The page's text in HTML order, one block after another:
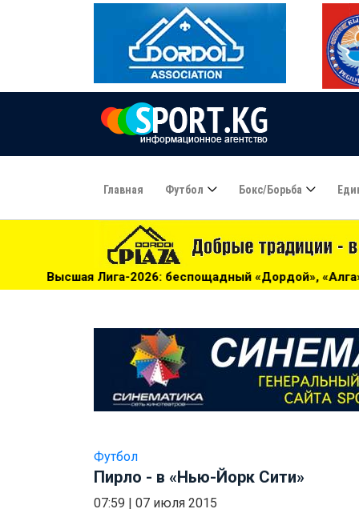
Главная Футбол Бокс/борьба
2026: беспощадный «Дордой», «Алга» проиграла
Футбол
Пирло - в «Нью-Йорк Сити»
07:59
07 июля 2015